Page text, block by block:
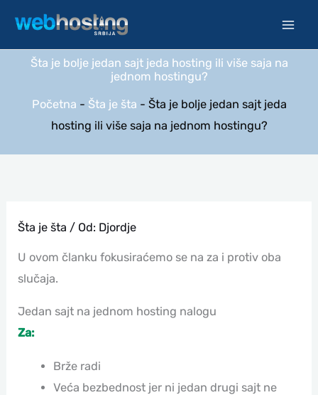
sadržaj
Šta je bolje jedan sajt jeda hosting ili više saja na
jednom hostingu?
Početna - Šta je šta - Šta je bolje jedan sajt jeda
hosting ili više saja na jednom hostingu?
Šta je šta / Od: Djordje
U ovom članku fokusiraćemo se na za i protiv oba
slučaja.
Jedan sajt na jednom hosting nalogu
Za:
Brže radi
Veća bezbednost jer ni jedan drugi sajt ne